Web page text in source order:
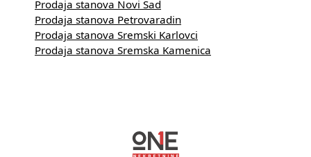
Prodaja stanova Novi Sad
Prodaja stanova Petrovaradin
Prodaja stanova Sremski Karlovci
Prodaja stanova Sremska Kamenica